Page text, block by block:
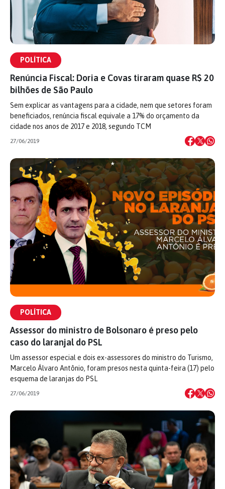
POLÍTICA
Renúncia Fiscal: Doria e Covas tiraram quase R$ 20
bilhões de São Paulo
Sem explicar as vantagens para a cidade, nem que setores foram
beneficiados, renúncia fiscal equivale a 17% do orçamento da
cidade nos anos de 2017 e 2018, segundo TCM
27/06/2019
POLÍTICA
Assessor do ministro de Bolsonaro é preso pelo
caso do laranjal do PSL
Um assessor especial e dois ex-assessores do ministro do Turismo,
Marcelo Álvaro Antônio, foram presos nesta quinta-feira (17) pelo
esquema de laranjas do PSL
27/06/2019